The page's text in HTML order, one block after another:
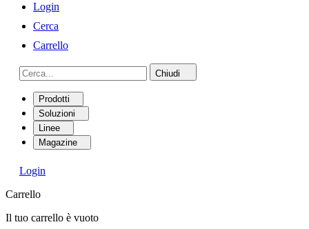
Login
Cerca
Carrello
Chiudi
Prodotti
Soluzioni
Linee
Magazine
Login
Carrello
Il tuo carrello è vuoto